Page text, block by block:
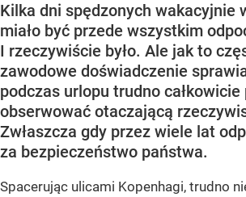
Kilka dni spędzonych wakacyjnie
miało być przede wszystkim
I rzeczywiście było. Ale jak to
zawodowe doświadczenie
podczas urlopu trudno
obserwować otaczającą
Zwłaszcza gdy przez wiele lat
za bezpieczeństwo państwa.
Spacerując ulicami Kopenhagi, trudno